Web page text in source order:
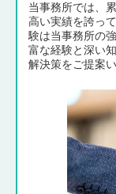
当事務所では、
高い実績を誇っ
験は当事務所の
富な経験と深い
解決策をご提案い